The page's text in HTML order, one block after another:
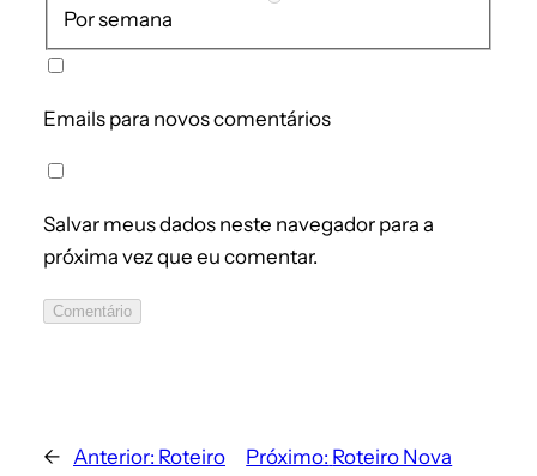
Por semana
Emails para novos comentários
Salvar meus dados neste navegador para a
próxima vez que eu comentar.
Comentário
← Anterior: Roteiro
Próximo: Roteiro Nova